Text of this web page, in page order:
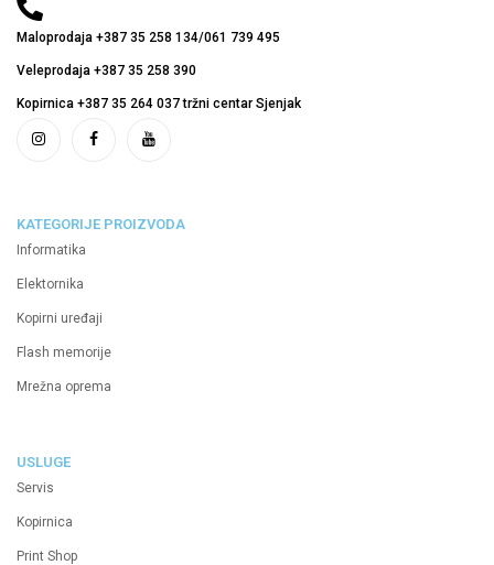
Maloprodaja +387 35 258 134/061 739 495
Veleprodaja +387 35 258 390
Kopirnica +387 35 264 037 tržni centar Sjenjak
KATEGORIJE PROIZVODA
Informatika
Elektornika
Kopirni uređaji
Flash memorije
Mrežna oprema
USLUGE
Servis
Kopirnica
Print Shop